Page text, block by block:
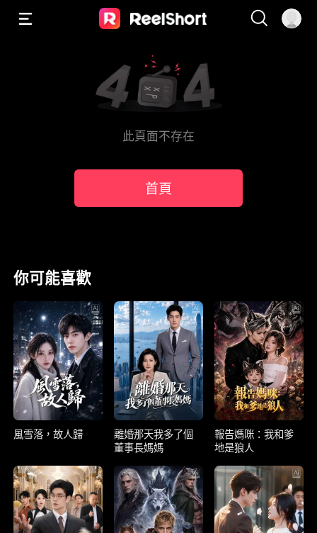
此頁面不存在
首頁
你可能喜歡
風雪落，故人歸
離婚那天我多了個
董事長媽媽
報告媽咪：我和爹
地是狼人